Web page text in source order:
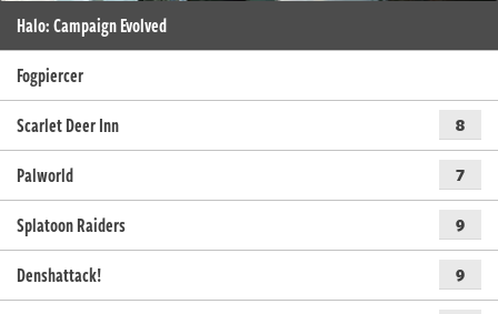
Halo: Campaign Evolved
Fogpiercer
Scarlet Deer Inn
8
Palworld 7
Splatoon Raiders 9
Denshattack! 9